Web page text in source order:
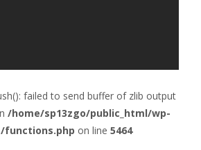
failed to send buffer of zlib output
/home/sp13zgo/public_html/wp-
functions.php on line 5464